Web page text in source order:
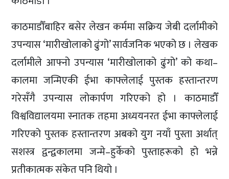
काठमाडौँबाहिर बसेर लेखन कर्ममा सक्रिय जेबी दर्लामीको
उपन्यास ‘मारीखोलाको ढुंगो’ सार्वजनिक भएको छ । लेखक
दर्लामीले आफ्नो उपन्यास ‘मारीखोलाको ढुंगो’ को कथा–
कालमा जन्मिएकी ईभा काफ्लेलाई पुस्तक हस्तान्तरण
गरेसँगै उपन्यास लोकार्पण गरिएको हो । काठमाडौँ
विश्वविद्यालयमा स्नातक तहमा अध्ययनरत ईभा काफ्लेलाई
गरिएको पुस्तक हस्तान्तरण अबको युग नयाँ पुस्ता अर्थात्
सशस्त्र द्वन्द्वकालमा जन्मे–हुर्केको पुस्ताहरूको हो भन्ने
प्रतीकात्मक संकेत पनि थियो ।